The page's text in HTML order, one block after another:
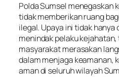
Polda Sumsel menegaskan
tidak memberikan ruang
ilegal. Upaya ini tidak
menindak pelaku
masyarakat merasakan
dalam menjaga keamanan,
aman di seluruh wilayah